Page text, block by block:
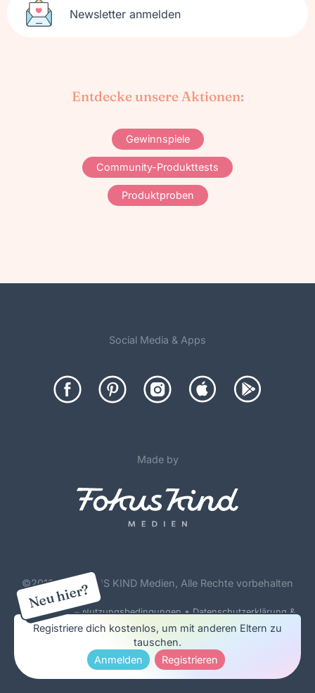
Neu hier?
Registriere dich kostenlos, um mit anderen Eltern zu
tauschen.
Anmelden
Registrieren
Newsletter anmelden
Entdecke unsere Aktionen:
Gewinnspiele
Community-Produkttests
Produktproben
Social Media & Apps
Made by
©2012-26 FOKUS KIND Medien, Alle Rechte vorbehalten
Forenregeln & Nutzungsbedingungen •Datenschutzerklärung &
Cookie Policy
Impressum & Werbung